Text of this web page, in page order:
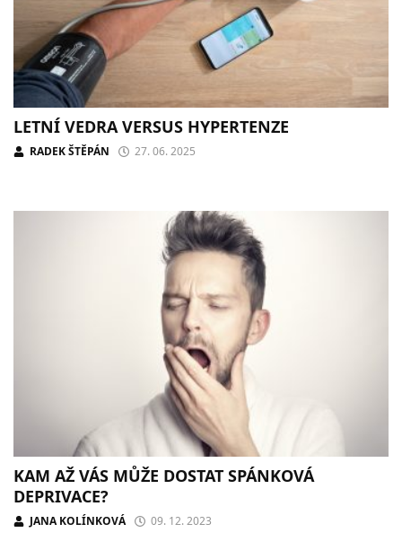
LETNÍ VEDRA VERSUS HYPERTENZE
RADEK ŠTĚPÁN 27. 06. 2025
KAM AŽ VÁS MŮŽE DOSTAT SPÁNKOVÁ
DEPRIVACE?
JANA KOLÍNKOVÁ 09. 12. 2023